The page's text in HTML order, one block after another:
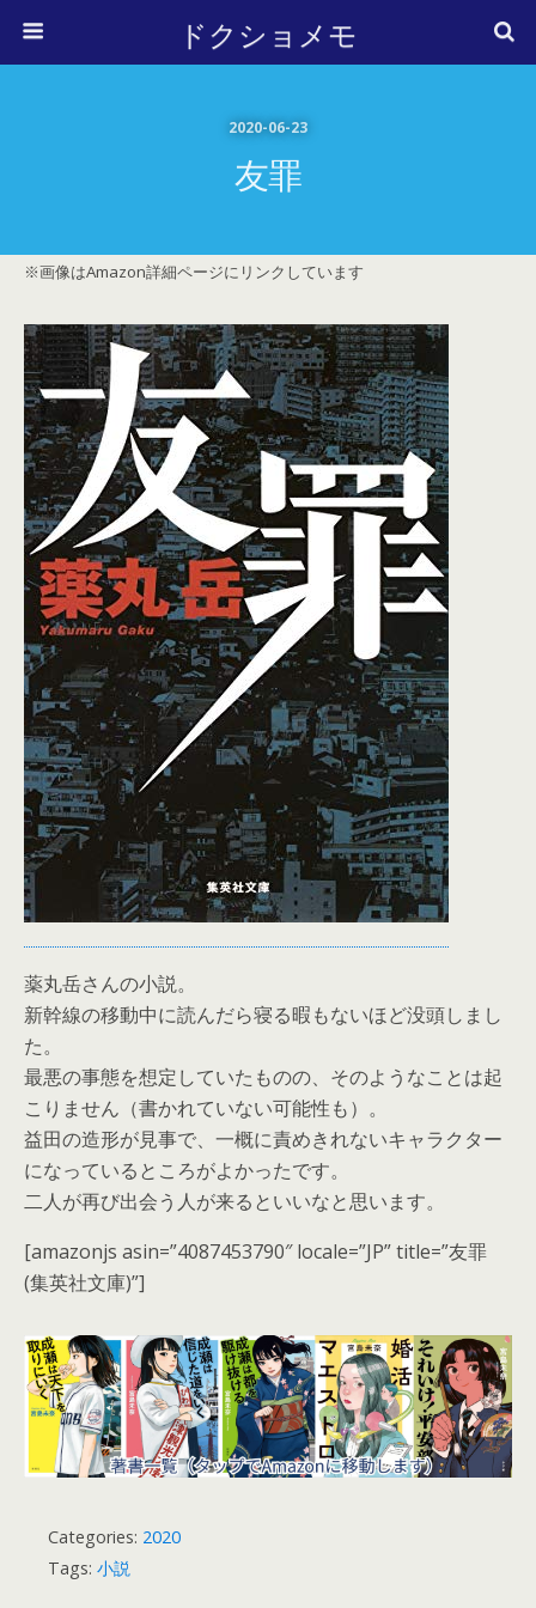
ドクショメモ
2020-06-23
友罪
※画像はAmazon詳細ページにリンクしています
薬丸岳さんの小説。
新幹線の移動中に読んだら寝る暇もないほど没頭しまし
た。
最悪の事態を想定していたものの、そのようなことは起
こりません（書かれていない可能性も）。
益田の造形が見事で、一概に責めきれないキャラクター
になっているところがよかったです。
二人が再び出会う人が来るといいなと思います。
[amazonjs asin=”4087453790″ locale=”JP” title=”友罪
(集英社文庫)”]
Categories: 2020
Tags: 小説